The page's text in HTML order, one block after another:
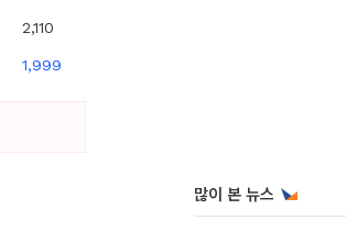
2,110
1,999
많이 본 뉴스